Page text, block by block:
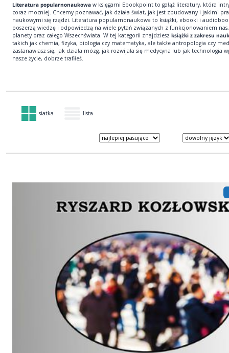
Literatura popularnonaukowa w księgarni Ebookpoint to gałąź literatury, która
coraz mocniej. Chcemy poznawać, jak działa świat, jak jest zbudowany i jakimi
naukowymi się rządzi. Literatura popularnonaukowa to książki, ebooki i
poszerzą wiedzę i odpowiedzą na wiele pytań związanych z funkcjonowaniem
planety oraz całego Wszechświata. W tej kategorii znajdziesz książki z zakresu
takich jak chemia, fizyka, biologia czy matematyka, ale także antropologia czy
zastanawiasz się, jak działa mózg, jak rozwijała się medycyna lub jak technologia
nasze życie, dobrze trafiłeś.
siatka lista